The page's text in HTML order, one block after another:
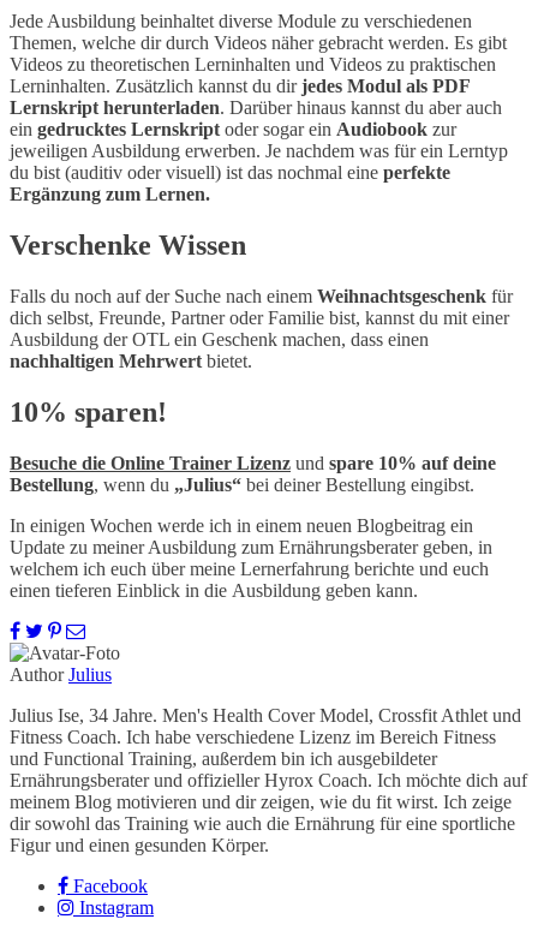
Jede Ausbildung beinhaltet diverse Module zu verschiedenen
Themen, welche dir durch Videos näher gebracht werden. Es gibt
Videos zu theoretischen Lerninhalten und Videos zu praktischen
Lerninhalten. Zusätzlich kannst du dirjedes Modul als PDF
Lernskript herunterladen. Darüber hinaus kannst du aber auch
ein gedrucktes Lernskript oder sogar ein Audiobook zur
jeweiligen Ausbildung erwerben. Je nachdem was für ein Lerntyp
du bist (auditiv oder visuell) ist das nochmal eine perfekte
Ergänzung zum Lernen.
Verschenke Wissen
Falls du noch auf der Suche nach einem Weihnachtsgeschenk für
dich selbst, Freunde, Partner oder Familie bist, kannst du mit einer
Ausbildung der OTL ein Geschenk machen, dass einen
nachhaltigen Mehrwert bietet.
10% sparen!
Besuche die Online Trainer Lizenz und spare 10% auf deine
Bestellung, wenn du „Julius“ bei deiner Bestellung eingibst.
In einigen Wochen werde ich in einem neuen Blogbeitrag ein
Update zu meiner Ausbildung zum Ernährungsberater geben, in
welchem ich euch über meine Lernerfahrung berichte und euch
einen tieferen Einblick in die Ausbildung geben kann.
Author Julius
Julius Ise, 34 Jahre. Men's Health Cover Model, Crossfit Athlet und
Fitness Coach. Ich habe verschiedene Lizenz im Bereich Fitness
und Functional Training, außerdem bin ich ausgebildeter
Ernährungsberater und offizieller Hyrox Coach. Ich möchte dich auf
meinem Blog motivieren und dir zeigen, wie du fit wirst. Ich zeige
dir sowohl das Training wie auch die Ernährung für eine sportliche
Figur und einen gesunden Körper.
Facebook
Instagram